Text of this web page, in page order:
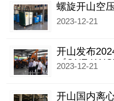
螺旋开山空
2023-12-21
开山发布
《ONE
2023-12-21
开山国内离